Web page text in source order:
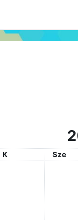
Kedd
K Szerda
Sze